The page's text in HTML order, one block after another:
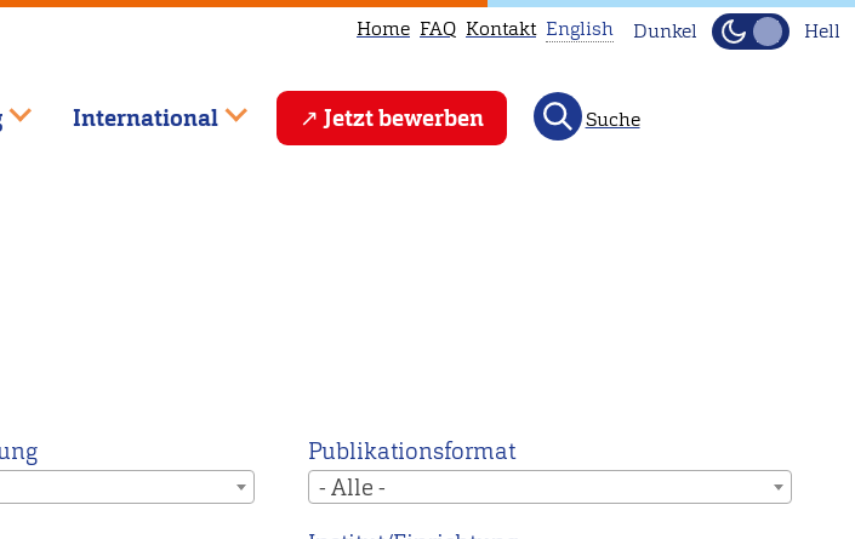
Home FAQ Kontakt
This
page
main
page
English Dunkel Hell
International Jetzt bewerben Suche
Publikationsformat
- Alle -